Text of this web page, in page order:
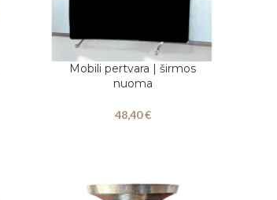
Į KREPŠELĮ
Mobili pertvara | širmos
nuoma
48,40€